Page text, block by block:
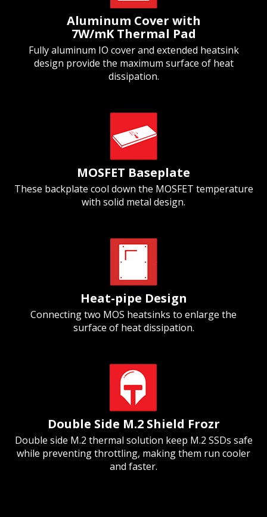
Aluminum Cover with
7W/mK Thermal Pad
Fully aluminum IO cover and extended heatsink
design provide the maximum surface of heat
dissipation.
MOSFET Baseplate
These backplate cool down the MOSFET temperature
with solid metal design.
Heat-pipe Design
Connecting two MOS heatsinks to enlarge the
surface of heat dissipation.
Double Side M.2 Shield Frozr
Double side M.2 thermal solution keep M.2 SSDs safe
while preventing throttling, making them run cooler
and faster.